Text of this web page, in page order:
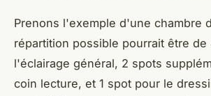
Prenons l'exemple d'une chambre
répartition possible pourrait être
l'éclairage général, 2 spots
coin lecture, et 1 spot pour le